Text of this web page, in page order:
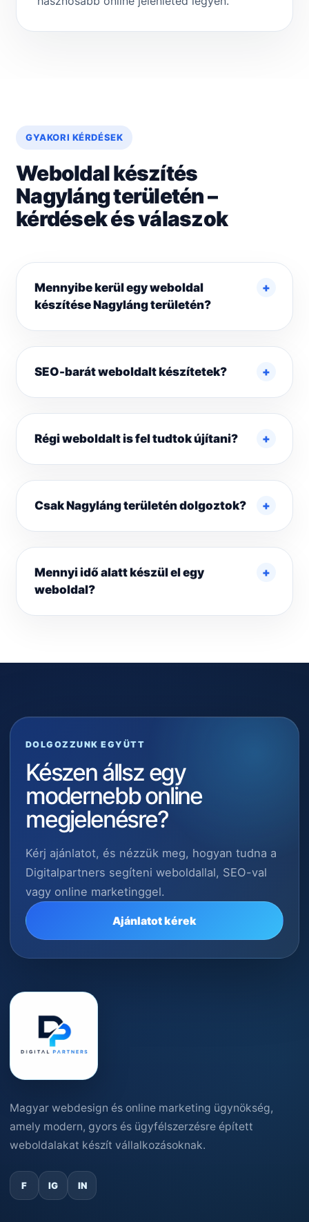
GYAKORI KÉRDÉSEK
Weboldal készítés
Nagyláng területén –
kérdések és válaszok
Mennyibe kerül egy weboldal
készítése Nagyláng területén?
SEO-barát weboldalt készítetek?
Régi weboldalt is fel tudtok újítani?
Csak Nagyláng területén dolgoztok?
Mennyi idő alatt készül el egy
weboldal?
DOLGOZZUNK EGYÜTT
Készen állsz egy
modernebb online
megjelenésre?
Kérj ajánlatot, és nézzük meg, hogyan tudna a
Digitalpartners segíteni weboldallal, SEO-val
vagy online marketinggel.
Ajánlatot kérek
Magyar webdesign és online marketing ügynökség,
amely modern, gyors és ügyfélszerzésre épített
weboldalakat készít vállalkozásoknak.
F IG IN